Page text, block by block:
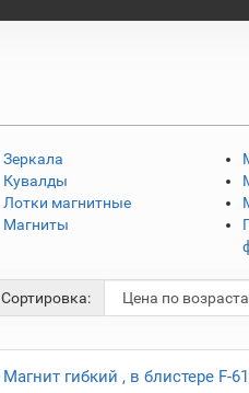
Зеркала
Кувалды
Лотки магнитные
Магниты
Сортировка:
Магнит гибкий , в блистере F-